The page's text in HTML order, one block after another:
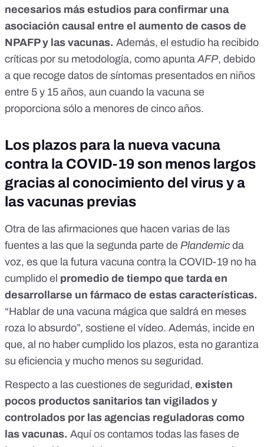
necesarios más estudios para confirmar una
asociación causal entre el aumento de casos de
NPAFP y las vacunas. Además, el estudio ha recibido
críticas por su metodología, como apuntaAFP, debido
a que recoge datos de síntomas presentados en niños
entre 5 y 15 años, aun cuando la vacuna se
proporciona sólo a menores de cinco años.
Los plazos para la nueva vacuna
contra la COVID-19 son menos largos
gracias al conocimiento del virus y a
las vacunas previas
Otra de las afirmaciones que hacen varias de las
fuentes a las que la segunda parte de Plandemic da
voz, es que la futura vacuna contra la COVID-19 no ha
cumplido el promedio de tiempo que tarda en
desarrollarse un fármaco de estas características.
“Hablar de una vacuna mágica que saldrá en meses
roza lo absurdo”, sostiene el vídeo. Además, incide en
que, al no haber cumplido los plazos, esta no garantiza
su eficiencia y mucho menos su seguridad.
Respecto a las cuestiones de seguridad, existen
pocos productos sanitarios tan vigilados y
controlados por las agencias reguladoras como
las vacunas. Aquíos contamos todas las fases de